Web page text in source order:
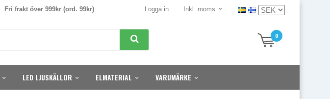
Logga in Inkl. moms
Fri frakt över 999kr (ord. 99kr)
0
LED LJUSKÄLLOR ELMATERIAL VARUMÄRKE